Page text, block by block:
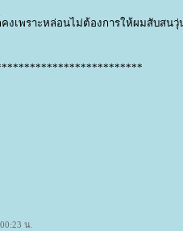
เพราะหล่อนไม่ต้องการให้ผมสับสนวุ่
น.